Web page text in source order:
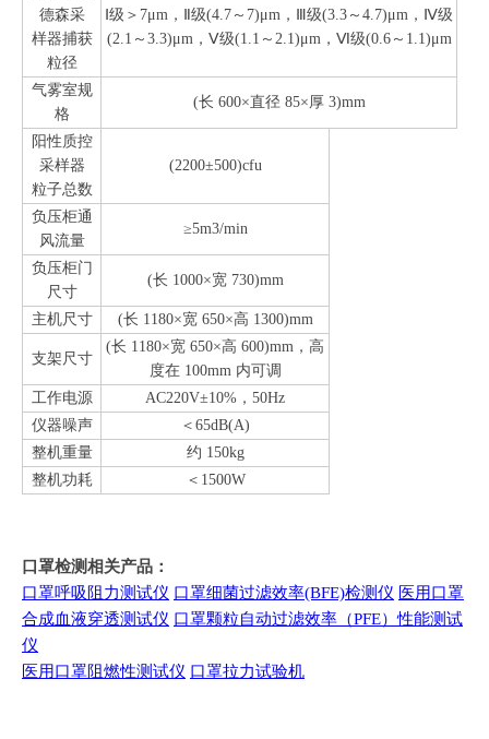
德森采
样器捕获
粒径
Ⅰ级＞7μm，Ⅱ级(4.7～7)μm，Ⅲ级(3.3～4.7)μm，Ⅳ级
(2.1～3.3)μm，Ⅴ级(1.1～2.1)μm，Ⅵ级(0.6～1.1)μm
气雾室规
格
(长 600×直径 85×厚 3)mm
阳性质控
采样器
粒子总数
(2200±500)cfu
负压柜通
风流量
≥5m3/min
负压柜门
尺寸
(长 1000×宽 730)mm
主机尺寸 (长 1180×宽 650×高 1300)mm
支架尺寸
(长 1180×宽 650×高 600)mm，高
度在 100mm 内可调
工作电源
AC220V±10%，50Hz
仪器噪声
＜65dB(A)
整机重量
约 150kg
整机功耗
＜1500W
口罩检测相关产品：
口罩呼吸阻力测试仪 口罩细菌过滤效率(BFE)检测仪 医用口罩
合成血液穿透测试仪 口罩颗粒自动过滤效率（PFE）性能测试
仪
医用口罩阻燃性测试仪 口罩拉力试验机